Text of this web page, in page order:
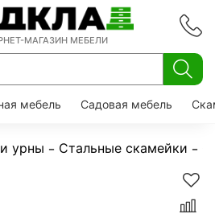
МАГАЗИН МЕБЕЛИ
мебель Садовая мебель
урны Стальные скамейки